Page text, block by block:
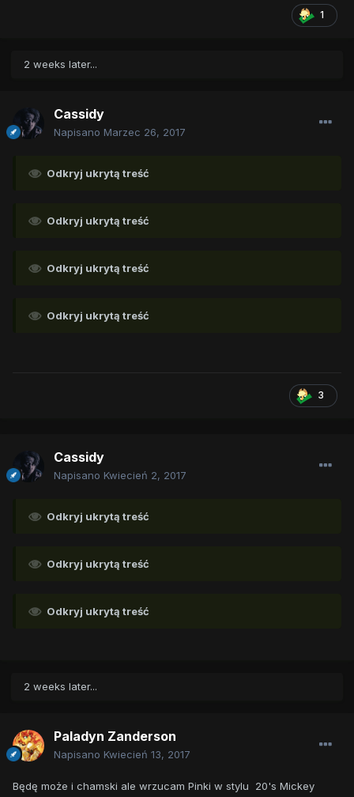
1
2 weeks later...
Cassidy
Napisano Marzec 26, 2017
Odkryj ukrytą treść
Odkryj ukrytą treść
Odkryj ukrytą treść
Odkryj ukrytą treść
3
Cassidy
Napisano Kwiecień 2, 2017
Odkryj ukrytą treść
Odkryj ukrytą treść
Odkryj ukrytą treść
2 weeks later...
Paladyn Zanderson
Napisano Kwiecień 13, 2017
Będę może i chamski ale wrzucam Pinki w stylu 20's Mickey